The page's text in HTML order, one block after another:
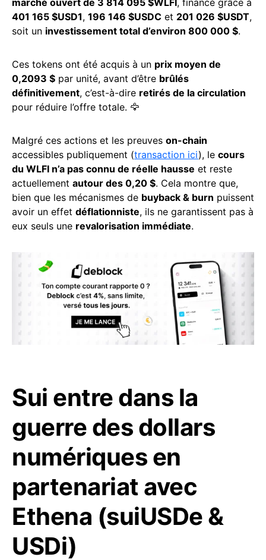
401 165 $USD1, 196 146 $USDC et 201 026 $USDT,
soit un investissement total d’environ 800 000 $.
Ces tokens ont été acquis à un prix moyen de
0,2093 $ par unité, avant d’être brûlés
définitivement, c’est-à-dire retirés de la circulation
pour réduire l’offre totale. 🦅
Malgré ces actions et les preuves on-chain
accessibles publiquement (transaction ici), le cours
du WLFI n’a pas connu de réelle hausse et reste
actuellement autour des 0,20 $. Cela montre que,
bien que les mécanismes de buyback & burn puissent
avoir un effet déflationniste, ils ne garantissent pas à
eux seuls une revalorisation immédiate.
Sui entre dans la
guerre des dollars
numériques en
partenariat avec
Ethena (suiUSDe &
USDi)